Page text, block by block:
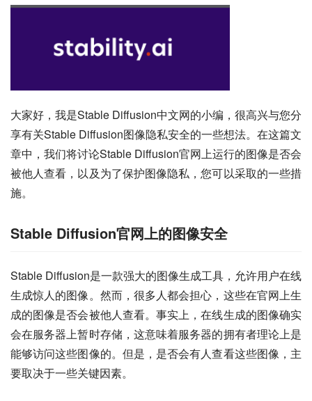
大家好，我是Stable Diffusion中文网的小编，很高兴与您分
享有关Stable Diffusion图像隐私安全的一些想法。在这篇文
章中，我们将讨论Stable Diffusion官网上运行的图像是否会
被他人查看，以及为了保护图像隐私，您可以采取的一些措
施。
Stable Diffusion官网上的图像安全
Stable Diffusion是一款强大的图像生成工具，允许用户在线
生成惊人的图像。然而，很多人都会担心，这些在官网上生
成的图像是否会被他人查看。事实上，在线生成的图像确实
会在服务器上暂时存储，这意味着服务器的拥有者理论上是
能够访问这些图像的。但是，是否会有人查看这些图像，主
要取决于一些关键因素。